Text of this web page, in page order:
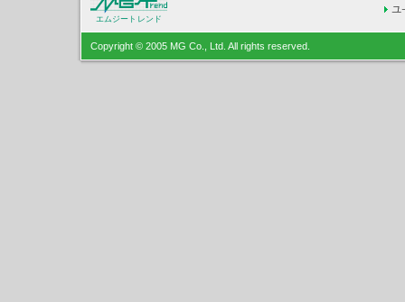
エムジートレンド
Copyright © 2005 MG Co., Ltd. All rights reserved.